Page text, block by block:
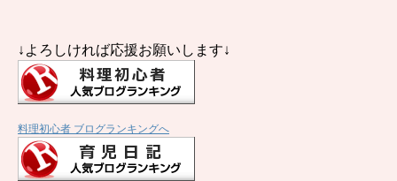
↓よろしければ応援お願いします↓
料理初心者 ブログランキングへ